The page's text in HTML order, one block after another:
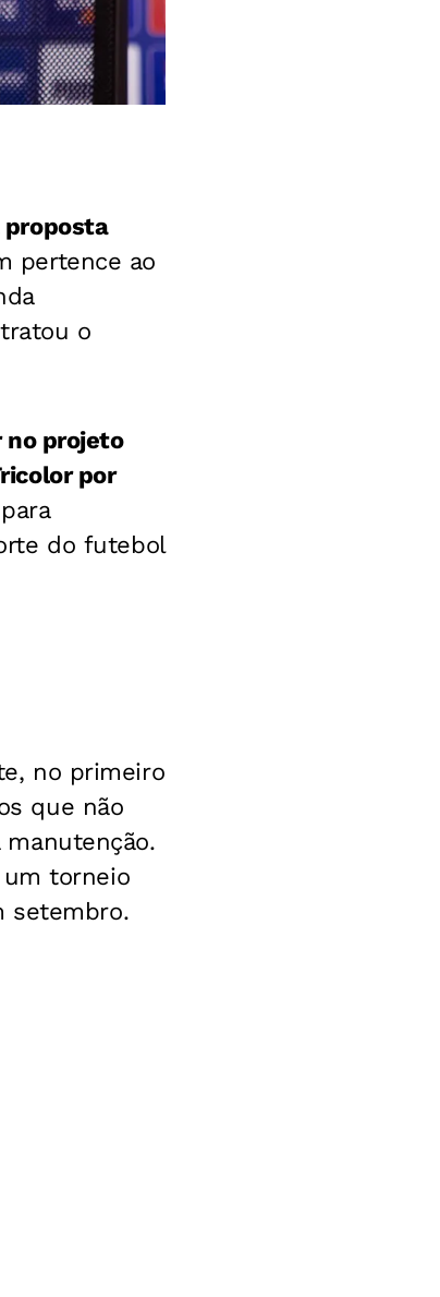
proposta
pertence ao
o
projeto
por
do futebol
no primeiro
que não
um torneio
setembro.